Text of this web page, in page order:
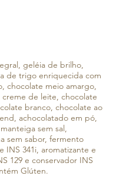
geléia de brilho,
de trigo enriquecida com
chocolate meio amargo,
de leite, chocolate
branco, chocolate ao
achocolatado em pó,
sem sal,
sem sabor, fermento
INS 341i, aromatizante e
129 e conservador INS
Glúten.